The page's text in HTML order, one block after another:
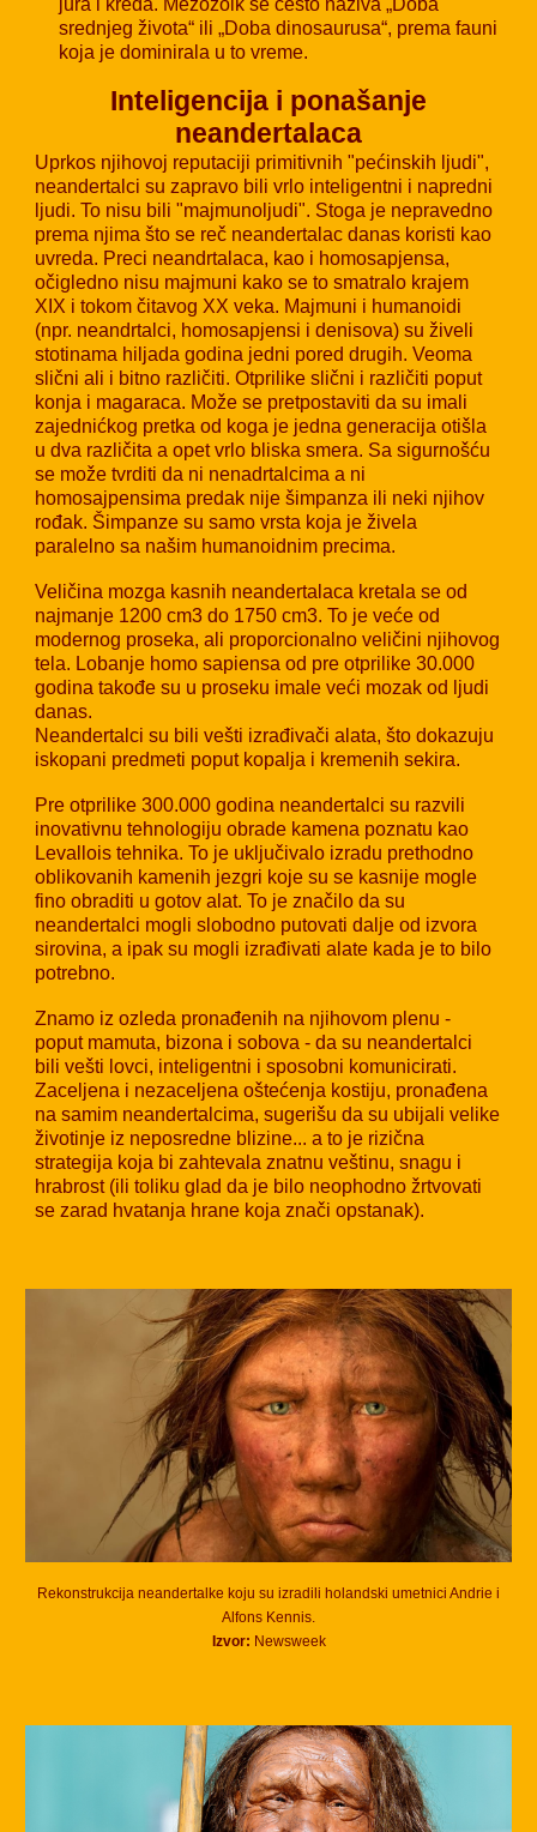
jura i kreda. Mezozoik se često naziva „Doba
srednjeg života“ ili „Doba dinosaurusa“, prema fauni
koja je dominirala u to vreme.
Inteligencija i ponašanje
neandertalaca
Uprkos njihovoj reputaciji primitivnih "pećinskih ljudi",
neandertalci su zapravo bili vrlo inteligentni i napredni
ljudi. To nisu bili "majmunoljudi". Stoga je nepravedno
prema njima što se reč neandertalac danas koristi kao
uvreda. Preci neandrtalaca, kao i homosapjensa,
očigledno nisu majmuni kako se to smatralo krajem
XIX i tokom čitavog XX veka. Majmuni i humanoidi
(npr. neandrtalci, homosapjensi i denisova) su živeli
stotinama hiljada godina jedni pored drugih. Veoma
slični ali i bitno različiti. Otprilike slični i različiti poput
konja i magaraca. Može se pretpostaviti da su imali
zajednićkog pretka od koga je jedna generacija otišla
u dva različita a opet vrlo bliska smera. Sa sigurnošću
se može tvrditi da ni nenadrtalcima a ni
homosajpensima predak nije šimpanza ili neki njihov
rođak. Šimpanze su samo vrsta koja je živela
paralelno sa našim humanoidnim precima.
Veličina mozga kasnih neandertalaca kretala se od
najmanje 1200 cm3 do 1750 cm3. To je veće od
modernog proseka, ali proporcionalno veličini njihovog
tela. Lobanje homo sapiensa od pre otprilike 30.000
godina takođe su u proseku imale veći mozak od ljudi
danas.
Neandertalci su bili vešti izrađivači alata, što dokazuju
iskopani predmeti poput kopalja i kremenih sekira.
Pre otprilike 300.000 godina neandertalci su razvili
inovativnu tehnologiju obrade kamena poznatu kao
Levallois tehnika. To je uključivalo izradu prethodno
oblikovanih kamenih jezgri koje su se kasnije mogle
fino obraditi u gotov alat. To je značilo da su
neandertalci mogli slobodno putovati dalje od izvora
sirovina, a ipak su mogli izrađivati ​​alate kada je to bilo
potrebno.
Znamo iz ozleda pronađenih na njihovom plenu -
poput mamuta, bizona i sobova - da su neandertalci
bili vešti lovci, inteligentni i sposobni komunicirati.
Zaceljena i nezaceljena oštećenja kostiju, pronađena
na samim neandertalcima, sugerišu da su ubijali velike
životinje iz neposredne blizine... a to je rizična
strategija koja bi zahtevala znatnu veštinu, snagu i
hrabrost (ili toliku glad da je bilo neophodno žrtvovati
se zarad hvatanja hrane koja znači opstanak).
Rekonstrukcija neandertalke koju su izradili holandski umetnici Andrie i
Alfons Kennis.
Izvor: Newsweek